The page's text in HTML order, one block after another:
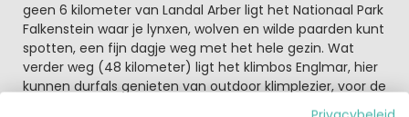
geen 6 kilometer van Landal Arber ligt het Nationaal Park
Falkenstein waar je lynxen, wolven en wilde paarden kunt
spotten, een fijn dagje weg met het hele gezin. Wat
verder weg (48 kilometer) ligt het klimbos Englmar, hier
kunnen durfals genieten van outdoor klimplezier, voor de